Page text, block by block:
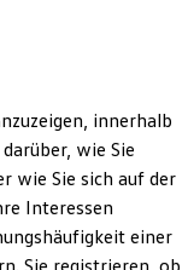
innerhalb
wie Sie
wie Sie sich auf der
Interessen
einer
Sie registrieren, ob